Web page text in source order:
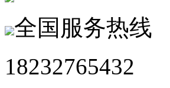
全国服务热线
18232765432